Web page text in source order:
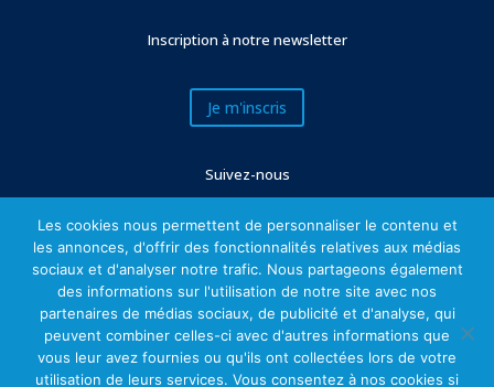
Inscription à notre newsletter
Je m'inscris
Suivez-nous
Les cookies nous permettent de personnaliser le contenu et
les annonces, d'offrir des fonctionnalités relatives aux médias
sociaux et d'analyser notre trafic. Nous partageons également
des informations sur l'utilisation de notre site avec nos
partenaires de médias sociaux, de publicité et d'analyse, qui
peuvent combiner celles-ci avec d'autres informations que
vous leur avez fournies ou qu'ils ont collectées lors de votre
utilisation de leurs services. Vous consentez à nos cookies si